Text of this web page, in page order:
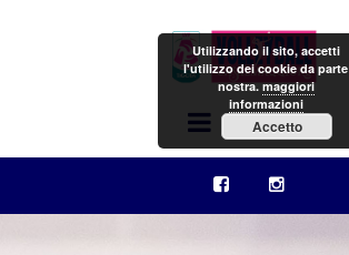
Menu
Utilizzando il sito, accetti
l'utilizzo dei cookie da parte
nostra.maggiori
informazioni
Accetto